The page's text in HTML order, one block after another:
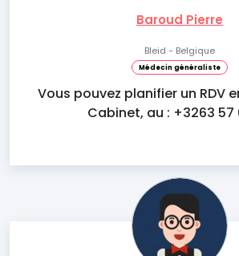
Baroud Pierre
Bleid - Belgique
Médecin généraliste
Vous pouvez planifier un RDV
Cabinet, au : +3263 57